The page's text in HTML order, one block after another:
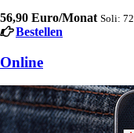
56,90 Euro/Monat Soli:
Bestellen
Online